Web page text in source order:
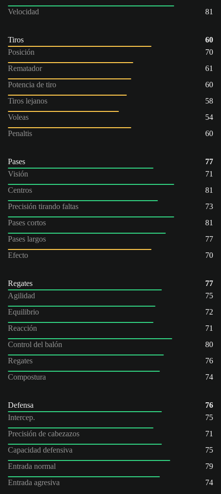
Velocidad
81
Tiros
60
Posición
70
Rematador
61
Potencia de tiro
60
Tiros lejanos
58
Voleas
54
Penaltis
60
Pases
77
Visión
71
Centros
81
Precisión tirando faltas
73
Pases cortos
81
Pases largos
77
Efecto
70
Regates
77
Agilidad
75
Equilibrio
72
Reacción
71
Control del balón
80
Regates
76
Compostura
74
Defensa
76
Intercep.
75
Precisión de cabezazos
71
Capacidad defensiva
75
Entrada normal
79
Entrada agresiva
74